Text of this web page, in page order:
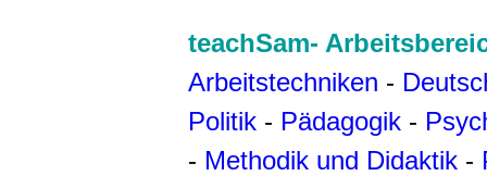
teachSam-
Arbeitstechniken -
Politik - Pädagogik -
- Methodik und Didaktik -